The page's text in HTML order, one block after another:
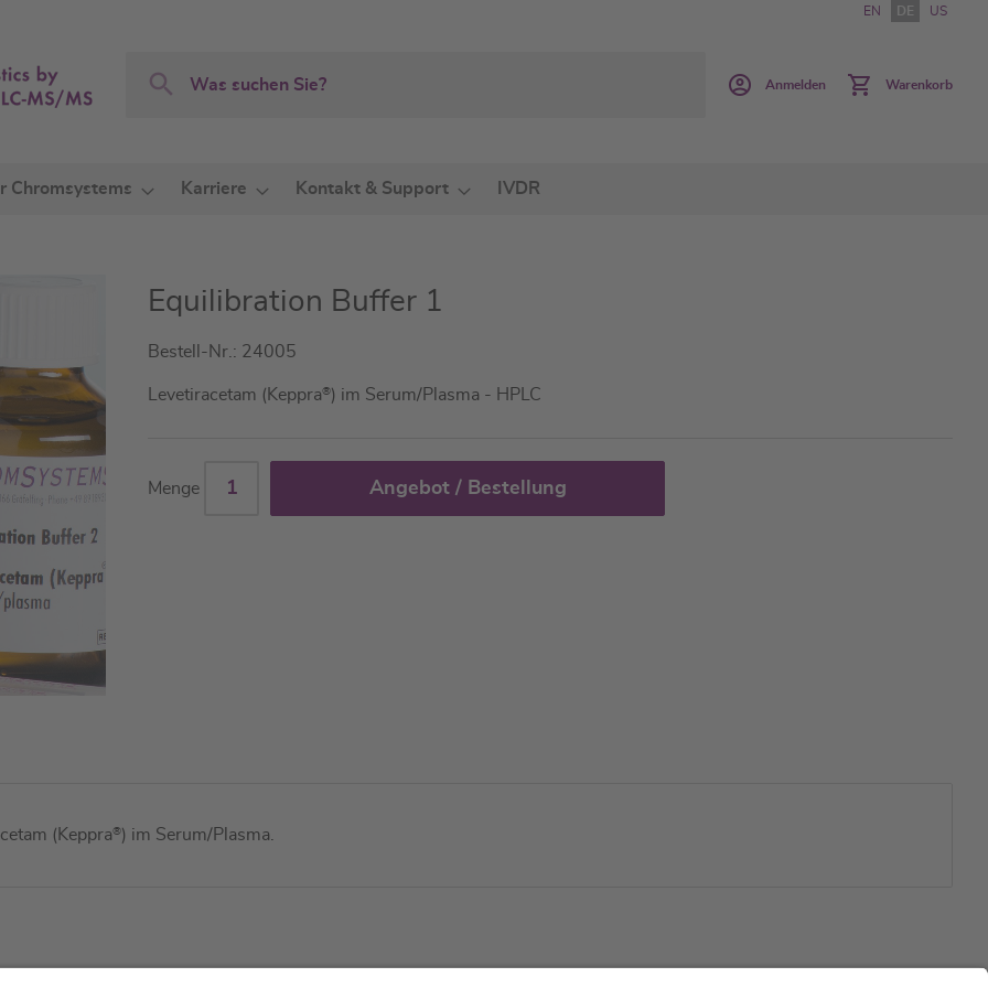
EN DE US
Search
Anmelden Warenkorb
Chromsystems Karriere Kontakt & Support IVDR
Equilibration Buffer 1
Bestell-Nr.: 24005
Levetiracetam (Keppra®) im Serum/Plasma - HPLC
Menge Angebot / Bestellung
(Keppra®) im Serum/Plasma.